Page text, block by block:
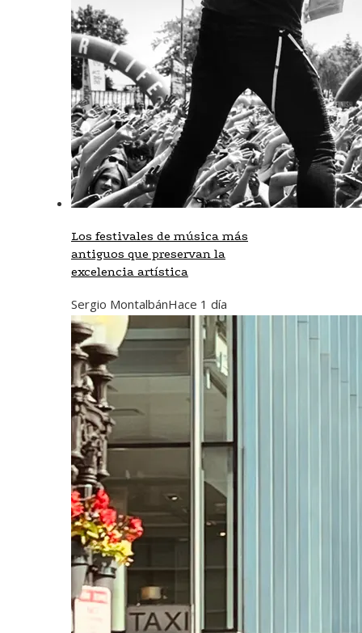
Los festivales de música más
antiguos que preservan la
excelencia artística
Sergio MontalbánHace 1 día